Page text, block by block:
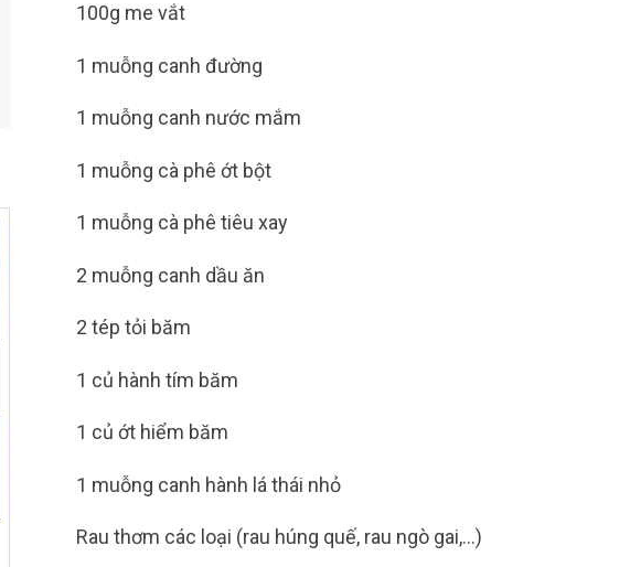
100g me vắt
1 muỗng canh đường
1 muỗng canh nước mắm
1 muỗng cà phê ớt bột
1 muỗng cà phê tiêu xay
2 muỗng canh dầu ăn
2 tép tỏi băm
1 củ hành tím băm
1 củ ớt hiểm băm
1 muỗng canh hành lá thái nhỏ
Rau thơm các loại (rau húng quế, rau ngò gai,…)